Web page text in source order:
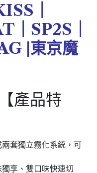
SP2S
東京魔
產品特
套獨立霧化系統，可
享、雙口味快速切